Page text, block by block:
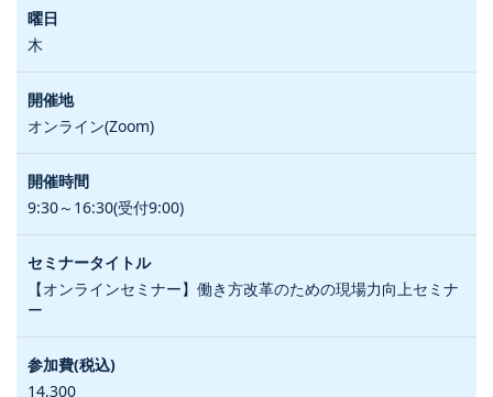
木
オンライン(Zoom)
9:30～16:30(受付9:00)
【オンラインセミナー】働き方改革のための現場力向上セミナ
ー
14,300